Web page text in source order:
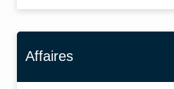
Affaires